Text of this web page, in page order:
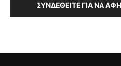
ΣΥΝΔΕΘΕΊΤΕ ΓΙΑ ΝΑ